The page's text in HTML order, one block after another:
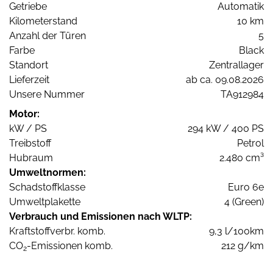
Getriebe
Automatik
Kilometerstand
10 km
Anzahl der Türen
5
Farbe
Black
Standort
Zentrallager
Lieferzeit
ab ca. 09.08.2026
Unsere Nummer
TA912984
Motor:
kW / PS
294 kW / 400 PS
Treibstoff
Petrol
Hubraum
2.480 cm³
Umweltnormen:
Schadstoffklasse
Euro 6e
Umweltplakette
4 (Green)
Verbrauch und Emissionen nach WLTP:
Kraftstoffverbr. komb.
9,3 l/100km
CO2-Emissionen komb.
212 g/km